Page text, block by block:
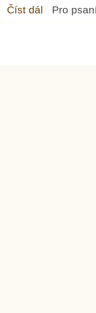
Číst dál Vykoupení: od
Pro